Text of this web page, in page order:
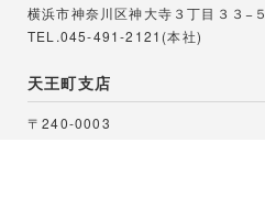
横浜市神奈川区神大寺３丁目３３−５
TEL.045-491-2121(本社)
天王町支店
〒240-0003